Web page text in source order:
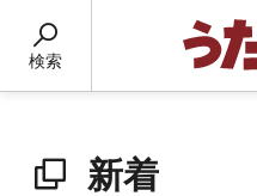
検索
新着